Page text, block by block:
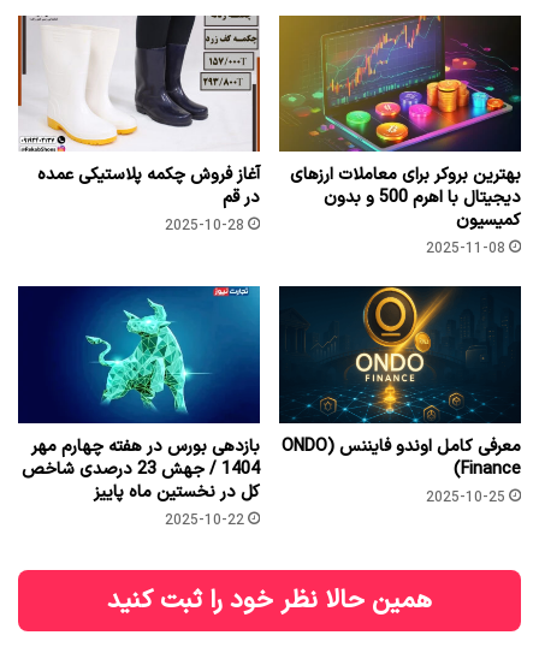
بهترین بروکر برای معاملات ارزهای
دیجیتال با اهرم 500 و بدون
کمیسیون
2025-11-08
آغاز فروش چکمه پلاستیکی عمده
در قم
2025-10-28
معرفی کامل اوندو فایننس (ONDO
Finance)
2025-10-25
بازدهی بورس در هفته چهارم مهر
1404 / جهش 23 درصدی شاخص
کل در نخستین ماه پاییز
2025-10-22
همین حالا نظر خود را ثبت کنید